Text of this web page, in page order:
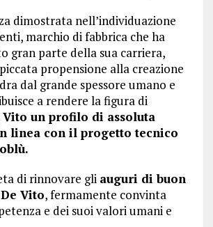
dimostrata nell’individuazione
marchio di fabbrica che ha
gran parte della sua carriera,
propensione alla creazione
dal grande spessore umano e
a rendere la figura di
Vito un profilo di assoluta
linea con il progetto tecnico
di rinnovare gli auguri di buon
Vito, fermamente convinta
e dei suoi valori umani e